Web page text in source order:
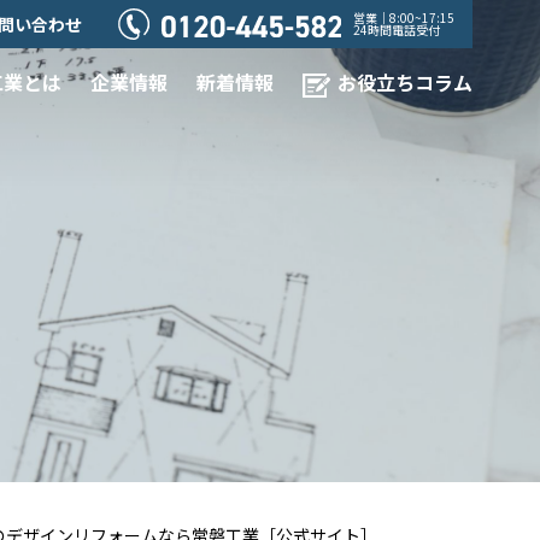
い合わせ 営業｜8:00~17:15
24時間電話受付
とは 企業情報 新着情報 お役立ちコラム
ザインリフォームなら常磐工業［公式サイト］